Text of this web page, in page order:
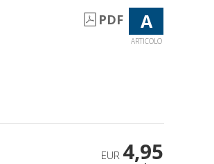
PDF A
ARTICOLO
EUR 4,95